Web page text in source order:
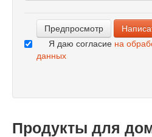
-
Я даю согласие на
данных
Продукты для